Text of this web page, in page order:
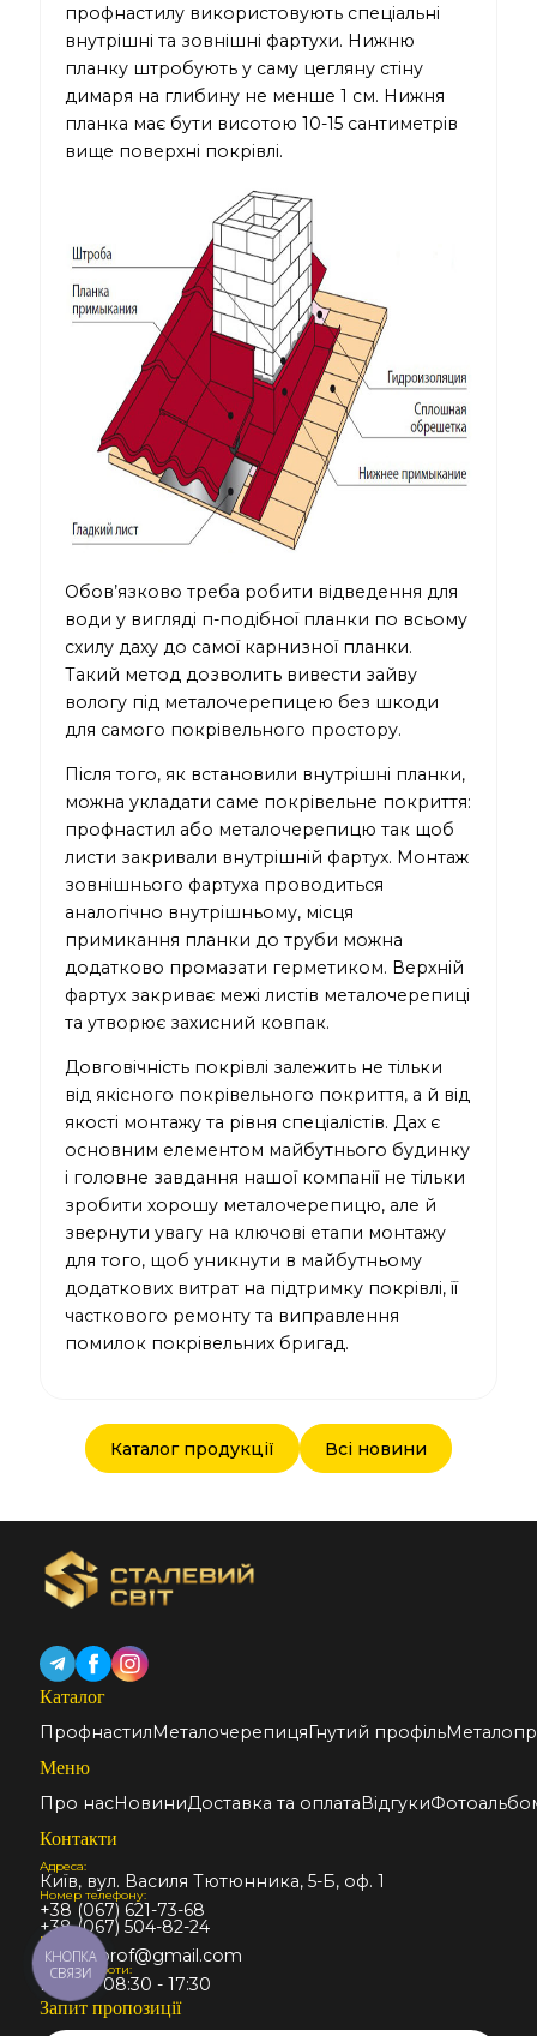
профнастилу використовують спеціальні
внутрішні та зовнішні фартухи. Нижню
планку штробують у саму цегляну стіну
димаря на глибину не менше 1 см. Нижня
планка має бути висотою 10-15 сантиметрів
вище поверхні покрівлі.
Обов’язково треба робити відведення для
води у вигляді п-подібної планки по всьому
схилу даху до самої карнизної планки.
Такий метод дозволить вивести зайву
вологу під металочерепицею без шкоди
для самого покрівельного простору.
Після того, як встановили внутрішні планки,
можна укладати саме покрівельне покриття:
профнастил або металочерепицю так щоб
листи закривали внутрішній фартух. Монтаж
зовнішнього фартуха проводиться
аналогічно внутрішньому, місця
примикання планки до труби можна
додатково промазати герметиком. Верхній
фартух закриває межі листів металочерепиці
та утворює захисний ковпак.
Довговічність покрівлі залежить не тільки
від якісного покрівельного покриття, а й від
якості монтажу та рівня спеціалістів. Дах є
основним елементом майбутнього будинку
і головне завдання нашої компанії не тільки
зробити хорошу металочерепицю, але й
звернути увагу на ключові етапи монтажу
для того, щоб уникнути в майбутньому
додаткових витрат на підтримку покрівлі, її
часткового ремонту та виправлення
помилок покрівельних бригад.
Каталог продукції Всі новини
Каталог
ПрофнастилМеталочерепицяГнутий профіль
Меню
Про насНовиниДоставка та оплатаВідгуки
Контакти
Адреса:
Київ, вул. Василя Тютюнника, 5-Б, оф. 1
Номер телефону:
+38 (067) 621-73-68
+38 (067) 504-82-24
Email:
stalmir.prof@gmail.com
Графік роботи:
Пн-Пт: 08:30 - 17:30
Запит пропозиції
КНОПКА
СВЯЗИ